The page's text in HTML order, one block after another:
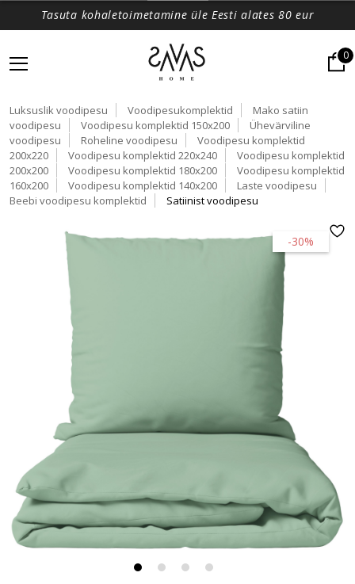
Tasuta kohaletoimetamine üle Eesti alates 80 eur
0
Luksuslik voodipesu Voodipesukomplektid
Mako satiin
voodipesu
Voodipesu komplektid 150x200
Ühevärviline
voodipesu
Roheline voodipesu
Voodipesu komplektid
200x220
Voodipesu komplektid 220x240
Voodipesu komplektid
200x200
Voodipesu komplektid 180x200
Voodipesu komplektid
160x200
Voodipesu komplektid 140x200
Laste voodipesu
Beebi voodipesu komplektid
Satiinist voodipesu
-30%